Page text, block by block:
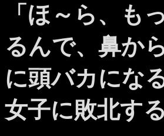
「ほ～ら、も
るんで、鼻か
に頭バカにな
女子に敗北す